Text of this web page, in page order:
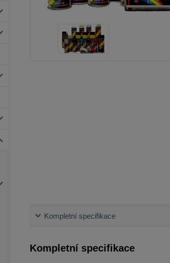
Kompletní specifikace
Kompletní specifikace